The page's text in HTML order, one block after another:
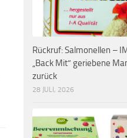
Rückruf: Salmonellen –
„Back Mit“ geriebene
zurück
28 JULI, 2026